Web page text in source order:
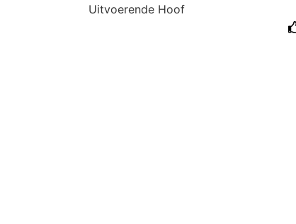
Uitvoerende Hoof